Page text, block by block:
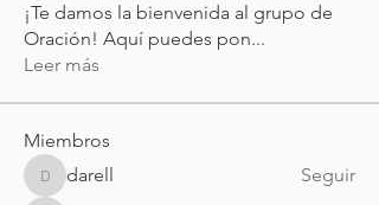
¡Te damos la bienvenida al grupo de
Oración! Aquí puedes pon...
Leer más
Miembros
darelldarell Seguir